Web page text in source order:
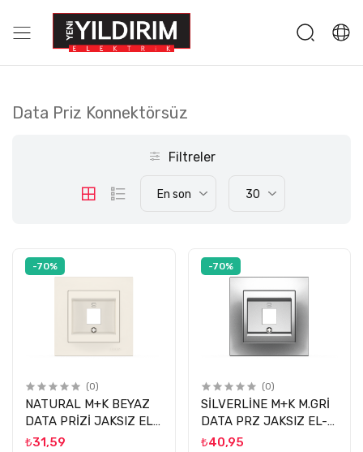
Data Priz Konnektörsüz
Filtreler
En son 30
-70%
(0)
NATURAL M+K BEYAZ
DATA PRİZİ JAKSIZ EL-
Bİ
₺31,59
-70%
(0)
SİLVERLİNE M+K M.GRİ
DATA PRZ JAKSIZ EL-
Bİ
₺40,95